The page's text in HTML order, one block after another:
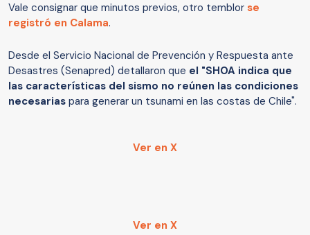
Vale consignar que minutos previos, otro temblor se
registró en Calama.
Desde el Servicio Nacional de Prevención y Respuesta ante
Desastres (Senapred) detallaron que el "SHOA indica que
las características del sismo no reúnen las condiciones
necesarias para generar un tsunami en las costas de Chile".
Ver en X
Ver en X